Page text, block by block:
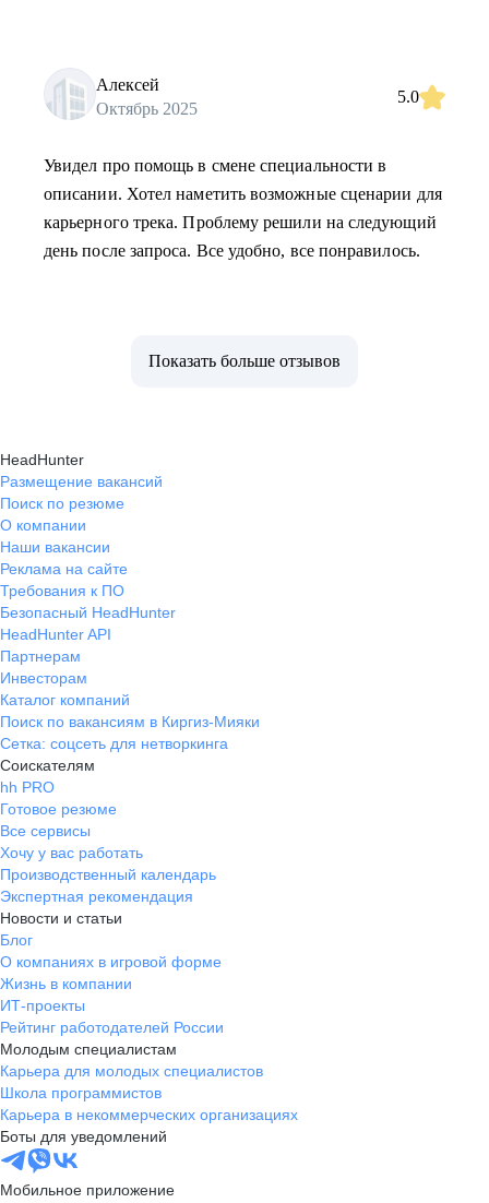
Алексей
Октябрь 2025
5.0
Увидел про помощь в смене специальности в
описании. Хотел наметить возможные сценарии для
карьерного трека. Проблему решили на следующий
день после запроса. Все удобно, все понравилось.
Показать больше отзывов
HeadHunter
Размещение вакансий
Поиск по резюме
О компании
Наши вакансии
Реклама на сайте
Требования к ПО
Безопасный HeadHunter
HeadHunter API
Партнерам
Инвесторам
Каталог компаний
Поиск по вакансиям в Киргиз-Мияки
Сетка: соцсеть для нетворкинга
Соискателям
hh PRO
Готовое резюме
Все сервисы
Хочу у вас работать
Производственный календарь
Экспертная рекомендация
Новости и статьи
Блог
О компаниях в игровой форме
Жизнь в компании
ИТ-проекты
Рейтинг работодателей России
Молодым специалистам
Карьера для молодых специалистов
Школа программистов
Карьера в некоммерческих организациях
Боты для уведомлений
Мобильное приложение